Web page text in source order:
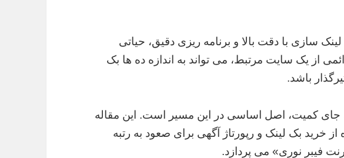
لینک سازی با دقت بالا و برنامه ریزی دقیق، حیاتی
از یک سایت مرتبط، می تواند به اندازه ده ها بک
باشد.
به جای کمیت، اصل اساسی در این مسیر است. این مقاله
خرید بک لینک و رپورتاژ آگهی برای صعود به رتبه
فیبر نوری» می پردازد.